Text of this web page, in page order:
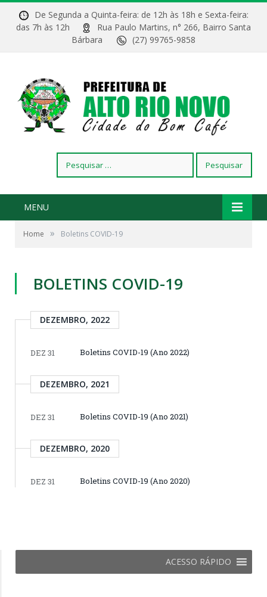
De Segunda a Quinta-feira: de 12h às 18h e Sexta-feira:
das 7h às 12h
Rua Paulo Martins, n° 266, Bairro Santa
Bárbara
(27) 99765-9858
por:
MENU
Home » Boletins COVID-19
BOLETINS COVID-19
DEZEMBRO, 2022
DEZ 31 Boletins COVID-19 (Ano 2022)
DEZEMBRO, 2021
DEZ 31 Boletins COVID-19 (Ano 2021)
DEZEMBRO, 2020
DEZ 31 Boletins COVID-19 (Ano 2020)
ACESSO RÁPIDO